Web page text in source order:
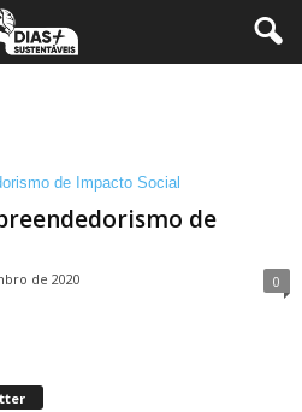
de
de 2020 0